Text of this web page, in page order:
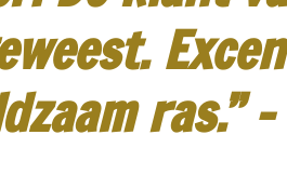
ras.” -